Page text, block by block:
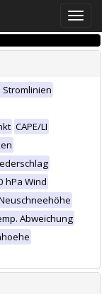
Toggle
Stromlinien
CAPE/LI
hPa Wind
Abweichung